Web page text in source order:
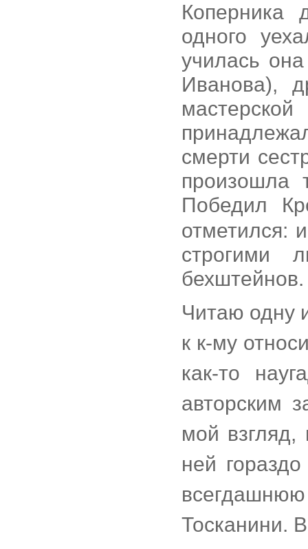
Коперника
одного
училась
Иванова),
смерти
произошла
Победил
отметился:
строгими
бехштейнов.
Читаю одну
к к-му
как-то
авторским
мой взгляд,
ней
Тосканини.